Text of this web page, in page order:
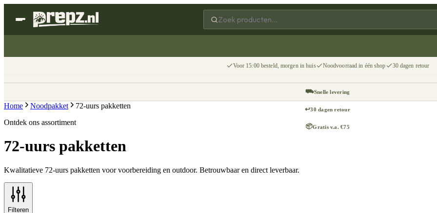
Voor 15:00 besteld, morgen in huis Noodvoorraad in één shop 30 dagen retour
⛟Snelle levering
↩30 dagen retour
📦Gratis v.a. €75
Home Noodpakket
72-uurs pakketten
Ontdek ons assortiment
72-uurs pakketten
Kwalitatieve 72-uurs pakketten voor voorbereiding en outdoor. Betrouwbaar en direct leverbaar.
Filteren